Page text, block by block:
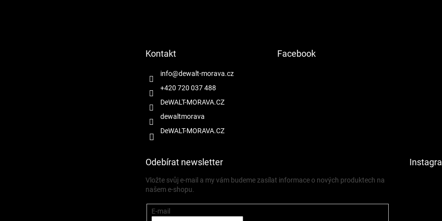
Kontakt
info@dewalt-morava.cz
+420 720 037 488
DeWALT-MORAVA.CZ
dewaltmorava
DeWALT-MORAVA.CZ
Facebook
Odebírat newsletter
Vložte svůj e-mail a my vám budeme zasílat informace o nových produktech na
našem e-shopu.
E-mail